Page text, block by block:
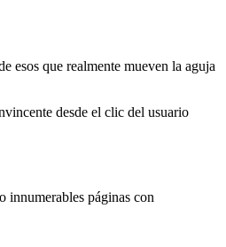
esos que realmente mueven la aguja
desde el clic del usuario
innumerables páginas con